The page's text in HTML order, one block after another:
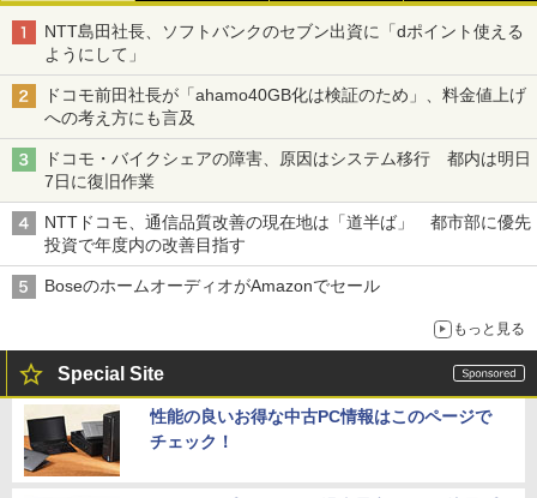
NTT島田社長、ソフトバンクのセブン出資に「dポイント使える
ようにして」
ドコモ前田社長が「ahamo40GB化は検証のため」、料金値上げ
への考え方にも言及
ドコモ・バイクシェアの障害、原因はシステム移行 都内は明日
7日に復旧作業
NTTドコモ、通信品質改善の現在地は「道半ば」 都市部に優先
投資で年度内の改善目指す
BoseのホームオーディオがAmazonでセール
もっと見る
Special Site
性能の良いお得な中古PC情報はこのページで
チェック！